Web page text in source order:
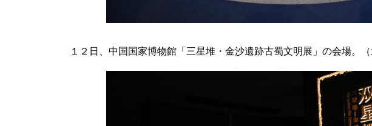
１２日、中国国家博物館「三星堆・金沙遺跡古蜀文明展」の会場。